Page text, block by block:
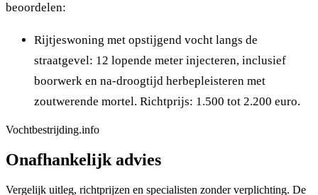
beoordelen:
Rijtjeswoning met opstijgend vocht langs de
straatgevel: 12 lopende meter injecteren, inclusief
boorwerk en na-droogtijd herbepleisteren met
zoutwerende mortel. Richtprijs: 1.500 tot 2.200 euro.
Vochtbestrijding.info
Onafhankelijk advies
Vergelijk uitleg, richtprijzen en specialisten zonder verplichting. De